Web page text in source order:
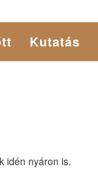
Kutatás
idén nyáron is.